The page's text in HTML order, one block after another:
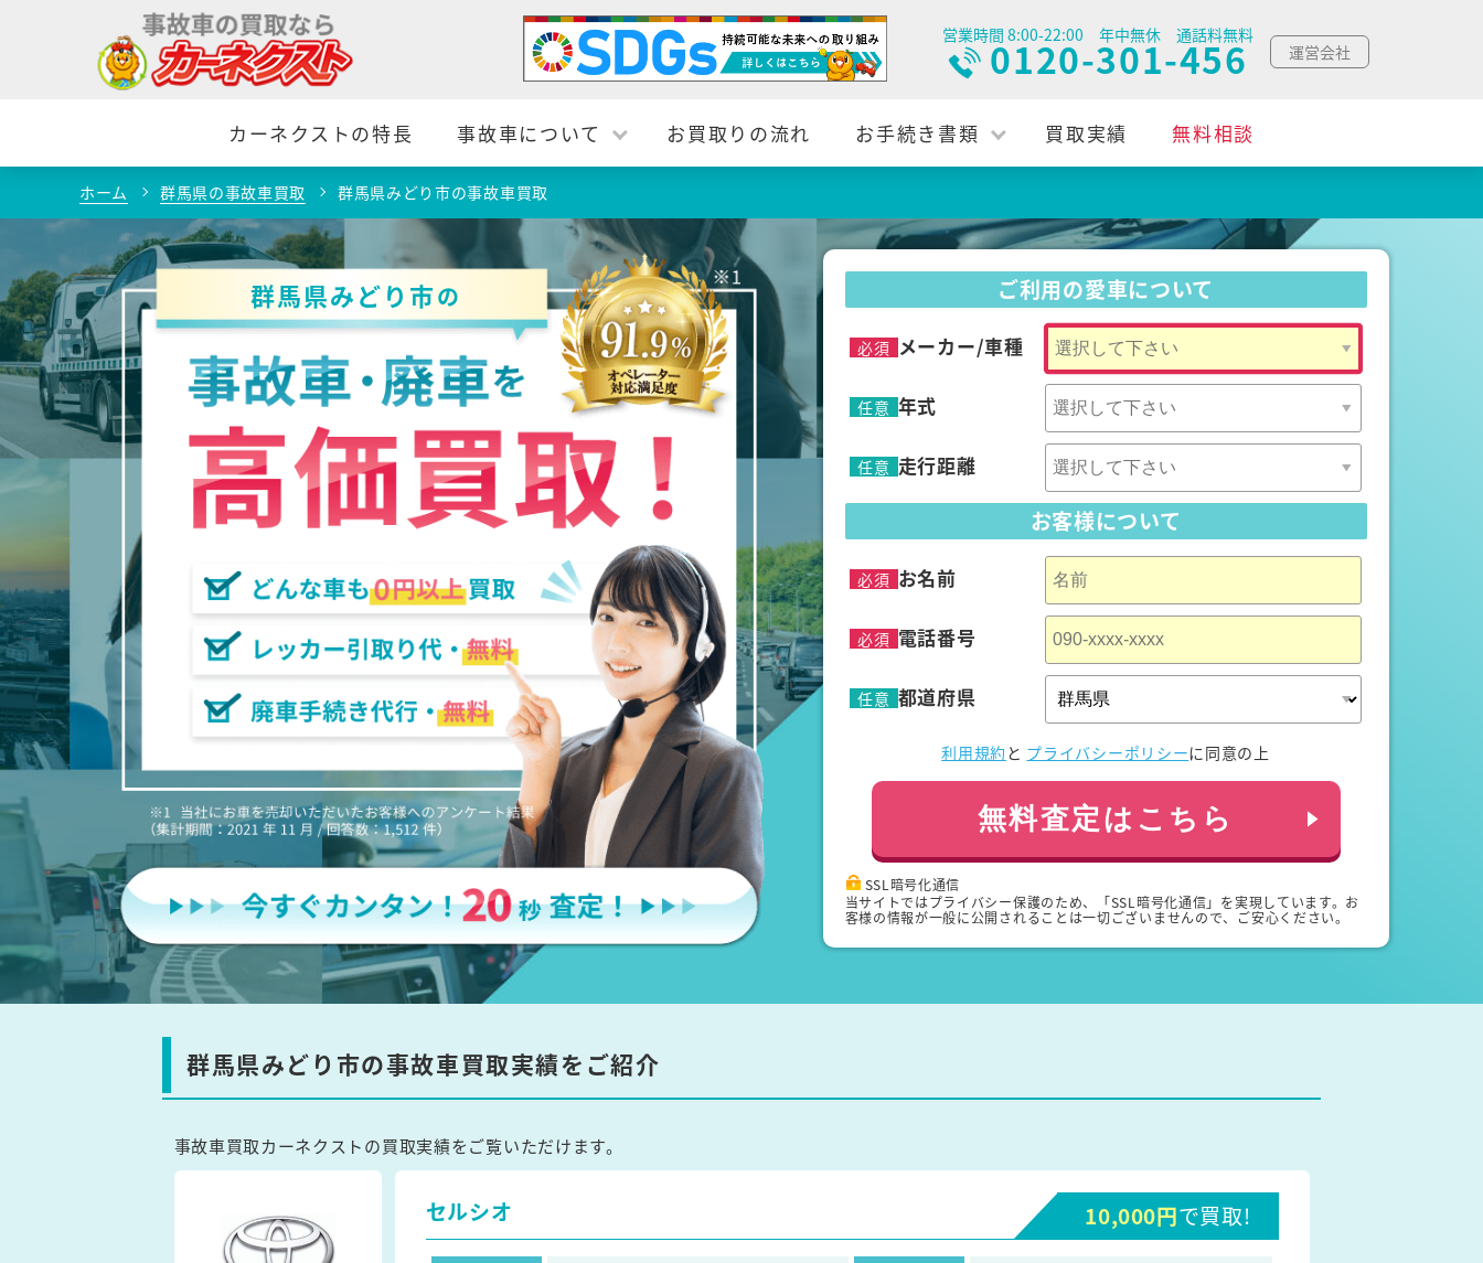
営業時間 8:00-22:00 年中無休 通話料無料
0120-301-456 運営会社
カーネクストの特長 事故車について お買取りの流れ お手続き書類 買取実績 無料相談
ホーム 群馬県の事故車買取 群馬県みどり市の事故車買取
群馬県みどり市の ご利用の愛車について
必須 メーカー/車種
任意 年式
任意 走行距離
お客様について
必須 お名前
必須 電話番号
任意 都道府県
利用規約 と プライバシーポリシーに同意の上
無料査定はこちら
SSL暗号化通信
当サイトではプライバシー保護のため、「SSL暗号化通信」を実現しています。お
客様の情報が一般に公開されることは一切ございませんので、ご安心ください。
群馬県みどり市の事故車買取実績をご紹介
事故車買取カーネクストの買取実績をご覧いただけます。
セルシオ 10,000円で買取!